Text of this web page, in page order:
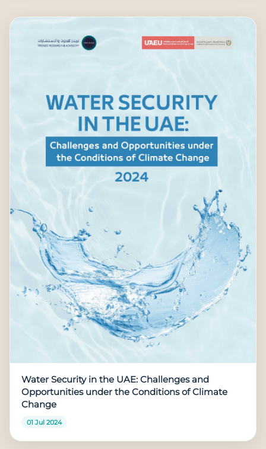
Water Security in the UAE: Challenges and
Opportunities under the Conditions of Climate
Change
01 Jul 2024